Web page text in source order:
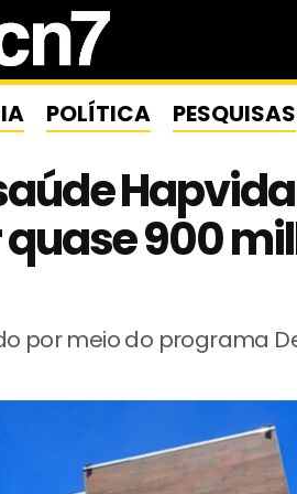
POLÍTICA PESQUISAS
Hapvida
900
por meio do programa